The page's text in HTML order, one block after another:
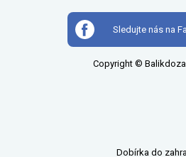
Sledujte nás na
Copyright ©
Dobírka do